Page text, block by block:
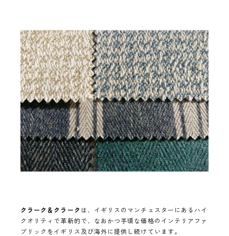
クラーク＆クラーク は、イギリスのマンチェスターにあるハイ
クオリティで革新的で、なおかつ手頃な価格のインテリアファ
ブリックをイギリス及び海外に提供し続けています。